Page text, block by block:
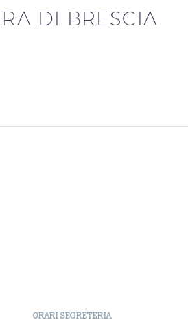
DI BRESCIA
ORARI SEGRETERIA